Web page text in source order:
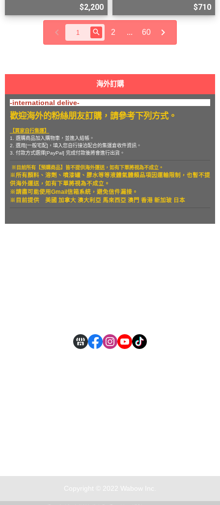
$2,200 $710
2 ... 60
海外訂購
-international delive-
歡迎海外的粉絲朋友訂購，請參考下列方式。
【買家自行集運】
1. 選購商品加入購物車，並進入結帳。
2. 選用[一般宅配]，填入您自行接洽配合的集運倉收件資訊。
3. 付款方式選擇[PayPal] 完成付款後將會進行出貨。
※目前所有【預購商品】皆不提供海外運送，如有下單將視為不成立。
※所有顏料、溶劑、噴漆罐、膠水等等液體氣體類品項因運輸限制，也暫不提
供海外運送，如有下單將視為不成立。
※請盡可能使用Gmail信箱系統，避免信件漏接。
※目前提供 美國 加拿大 澳大利亞 馬來西亞 澳門 香港 新加玻 日本
Copyright © 2022 Wabow Inc.